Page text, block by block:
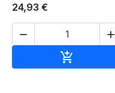
24,93 €
 
